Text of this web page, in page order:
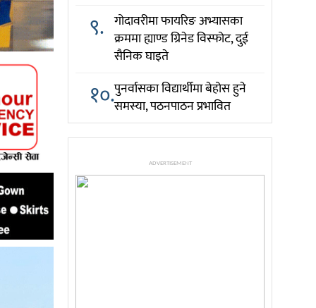
९. गोदावरीमा फायरिङ अभ्यासका
क्रममा ह्याण्ड ग्रिनेड विस्फोट, दुई
सैनिक घाइते
१०.पुनर्वासका विद्यार्थीमा बेहोस हुने
समस्या, पठनपाठन प्रभावित
ADVERTISEMENT